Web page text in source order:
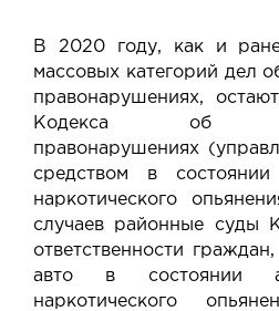
В 2020 году, как и
массовых категорий дел
правонарушениях,
Кодекса об
правонарушениях
средством в состоянии
наркотического
случаев районные суды
ответственности
авто в состоянии
наркотического